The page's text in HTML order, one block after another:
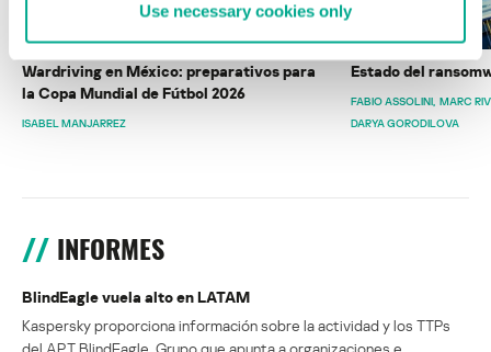
Use necessary cookies only
Wardriving en México: preparativos para
la Copa Mundial de Fútbol 2026
ISABEL MANJARREZ
Estado del
FABIO ASSOLINI MARC
DARYA GORODILOVA
INFORMES
BlindEagle vuela alto en LATAM
Kaspersky proporciona información sobre la actividad y los TTPs